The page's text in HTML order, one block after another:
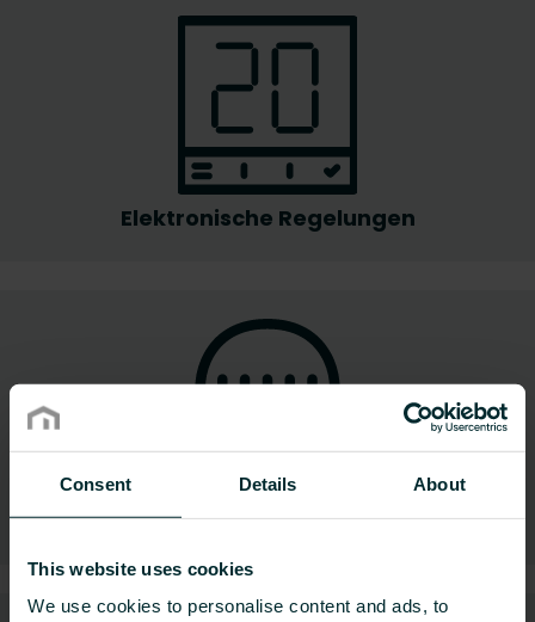
Consent Details About
This website uses cookies
We use cookies to personalise content and ads, to
Elektronische Regelungen
Hydraulische Regelungen